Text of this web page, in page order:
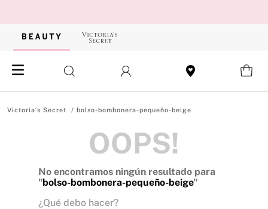
bolso-bombonera-pequeño-beige
OOPS!
No encontramos ningún resultado para
"bolso-bombonera-pequeño-beige"
¿Qué debo hacer?